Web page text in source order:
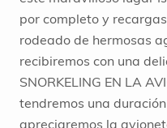
por completo y
rodeado de hermosas
recibiremos con una
SNORKELING EN LA
tendremos una
apreciaremos la